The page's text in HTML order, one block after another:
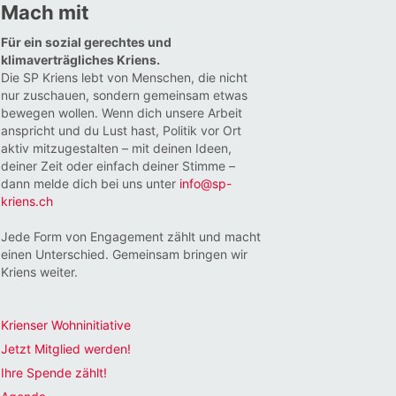
Mach mit
Für ein sozial gerechtes und
klimaverträgliches Kriens.
Die SP Kriens lebt von Menschen, die nicht
nur zuschauen, sondern gemeinsam etwas
bewegen wollen. Wenn dich unsere Arbeit
anspricht und du Lust hast, Politik vor Ort
aktiv mitzugestalten – mit deinen Ideen,
deiner Zeit oder einfach deiner Stimme –
dann melde dich bei uns unter info@sp-
kriens.ch
Jede Form von Engagement zählt und macht
einen Unterschied. Gemeinsam bringen wir
Kriens weiter.
Krienser Wohninitiative
Jetzt Mitglied werden!
Ihre Spende zählt!